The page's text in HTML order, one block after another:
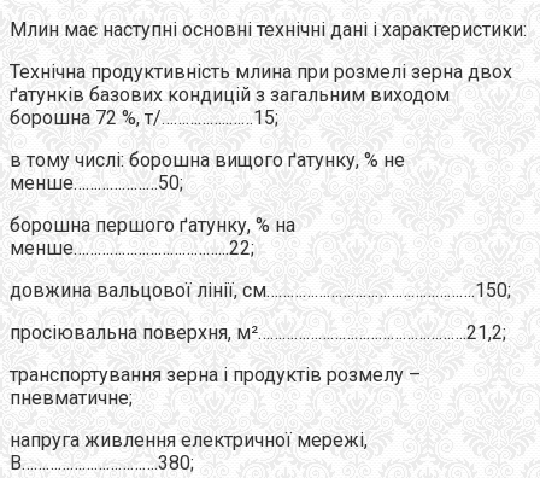
Млин має наступні основні технічні дані і характеристики:
Технічна продуктивність млина при розмелі зерна двох
ґатунків базових кондицій з загальним виходом
борошна 72 %, т/……………..……15;
в тому числі: борошна вищого ґатунку, % не
менше…………………50;
борошна першого ґатунку, % на
менше………………………………...22;
довжина вальцової лінії, см…………………………………………….150;
просіювальна поверхня, м²…………………………………………….21,2;
транспортування зерна і продуктів розмелу –
пневматичне;
напруга живлення електричної мережі,
В…………………………….380;